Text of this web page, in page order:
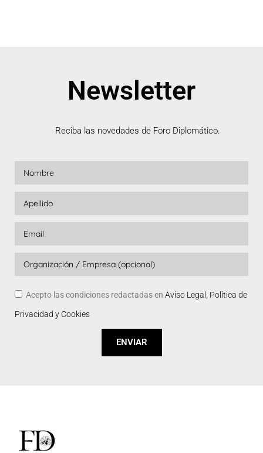
Newsletter
Reciba las novedades de Foro Diplomático.
Acepto las condiciones redactadas en Aviso Legal, Política de
Privacidad y Cookies
ENVIAR